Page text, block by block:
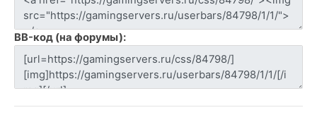
BB-код (на форумы):